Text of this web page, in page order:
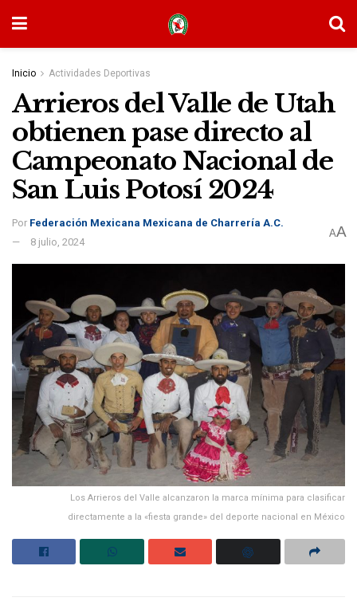
Inicio Actividades Deportivas
Arrieros del Valle de Utah
obtienen pase directo al
Campeonato Nacional de
San Luis Potosí 2024
Por Federación Mexicana Mexicana de Charrería A.C.
8 julio, 2024
AA
Los Arrieros del Valle alcanzaron la marca mínima para clasificar
directamente a la «fiesta grande» del deporte nacional en México